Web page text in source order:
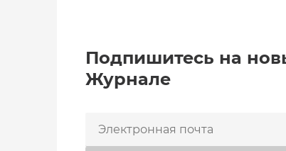
Подпишитесь на
Журнале